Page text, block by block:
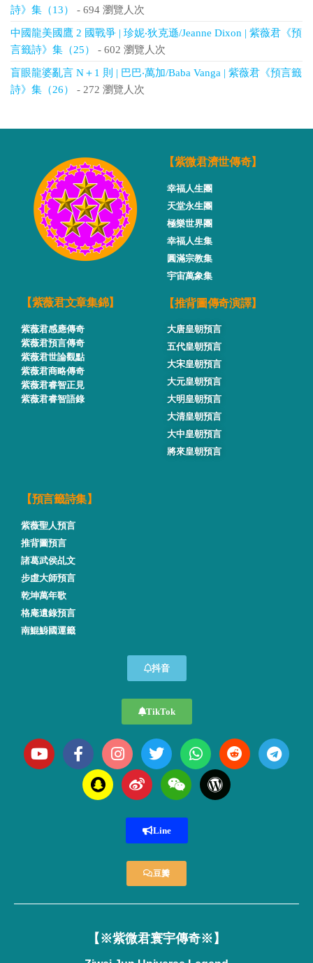
詩》集（13）
- 694 瀏覽人次
中國龍美國鷹 2 國戰爭 | 珍妮‧狄克遜/Jeanne Dixon | 紫薇君《預
言籤詩》集（25）
- 602 瀏覽人次
盲眼龍婆亂言 N＋1 則 | 巴巴‧萬加/Baba Vanga | 紫薇君《預言籤
詩》集（26）
- 272 瀏覽人次
【紫微君濟世傳奇】
幸福人生團
天堂永生團
極樂世界團
幸福人生集
圓滿宗教集
宇宙萬象集
【紫薇君文章集錦】
紫薇君感應傳奇
紫薇君預言傳奇
紫薇君世論觀點
紫薇君商略傳奇
紫薇君睿智正見
紫薇君睿智語錄
【推背圖傳奇演譯】
大唐皇朝預言
五代皇朝預言
大宋皇朝預言
大元皇朝預言
大明皇朝預言
大清皇朝預言
大中皇朝預言
將來皇朝預言
【預言籤詩集】
紫薇聖人預言
推背圖預言
諸葛武侯乩文
步虛大師預言
乾坤萬年歌
格庵遺錄預言
南鯤鯓國運籤
抖音
TikTok
Line
豆瓣
【※紫微君寰宇傳奇※】